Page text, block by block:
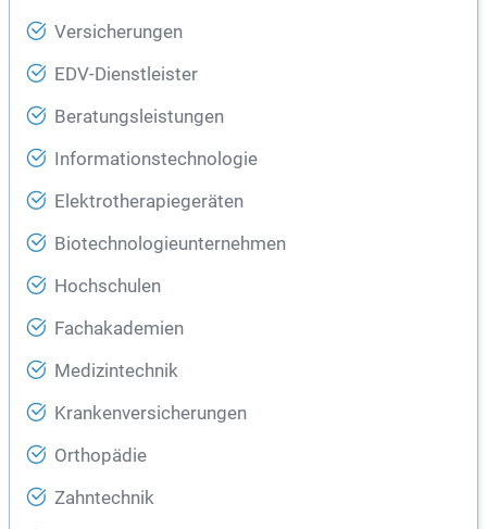
Versicherungen
EDV-Dienstleister
Beratungsleistungen
Informationstechnologie
Elektrotherapiegeräten
Biotechnologieunternehmen
Hochschulen
Fachakademien
Medizintechnik
Krankenversicherungen
Orthopädie
Zahntechnik